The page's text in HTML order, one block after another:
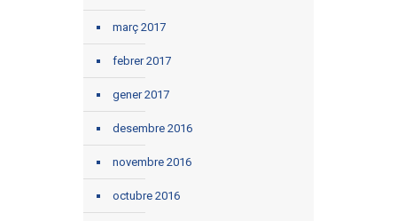
març 2017
febrer 2017
gener 2017
desembre 2016
novembre 2016
octubre 2016